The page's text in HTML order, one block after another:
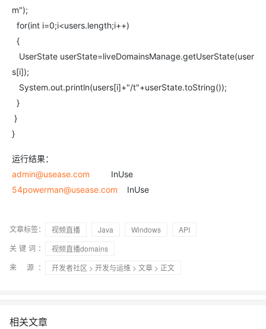
m");
for(int i=0;i<users.length;i++)
{
UserState userState=liveDomainsManage.getUserState(user
s[i]);
System.out.println(users[i]+"/t"+userState.toString());
}
}
}
运行结果：
admin@usease.com InUse
54powerman@usease.com InUse
文章标签： 视频直播 Java Windows
API
关键词：
视频直播domains
来 源：
开发者社区 > 开发与运维 > 文章 > 正文
相关文章